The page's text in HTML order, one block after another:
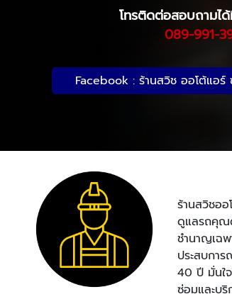
โทรติดต่อสอบถามได้
089-991-
Facebook : ร้านสวิช ออโต้แอ
ร้านสวิชอ
ดูแลรถคุณ
ชำนาญเฉพ
ประสบกา
40 ปี มั่นใ
ซ่อมและบริ